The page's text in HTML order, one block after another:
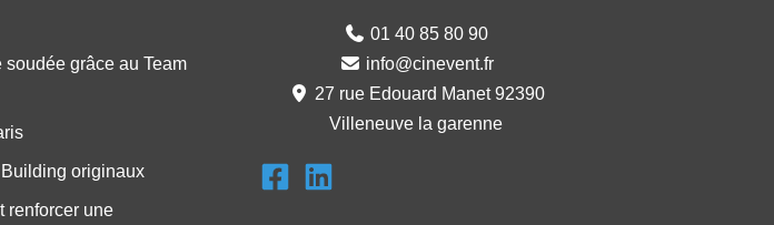
grâce au Team
originaux
renforcer une
01 40 85 80 90
info@cinevent.fr
27 rue Edouard Manet 92390
Villeneuve la garenne